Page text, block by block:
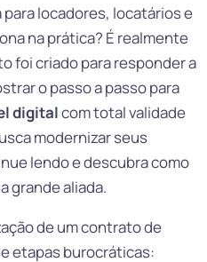
locadores, locatários e
na prática? É realmente
foi criado para responder a
o passo a passo para
digitalcom total validade
modernizar seus
lendo e descubra como
grande aliada.
de um contrato de
etapas burocráticas: